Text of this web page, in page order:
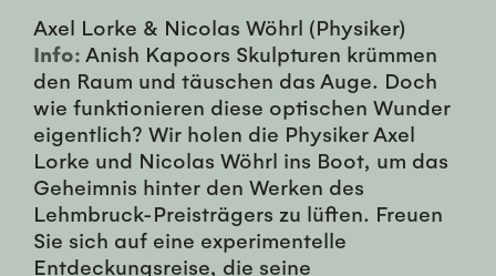
Axel Lorke & Nicolas Wöhrl (Physiker)
Info: Anish Kapoors Skulpturen krümmen
den Raum und täuschen das Auge. Doch
wie funktionieren diese optischen Wunder
eigentlich? Wir holen die Physiker Axel
Lorke und Nicolas Wöhrl ins Boot, um das
Geheimnis hinter den Werken des
Lehmbruck-Preisträgers zu lüften. Freuen
Sie sich auf eine experimentelle
Entdeckungsreise, die seine